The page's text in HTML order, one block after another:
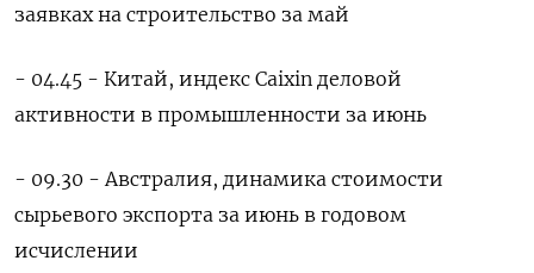
заявках на строительство за май
- 04.45 - Китай, индекс Caixin деловой
активности в промышленности за июнь
- 09.30 - Австралия, динамика стоимости
сырьевого экспорта за июнь в годовом
исчислении